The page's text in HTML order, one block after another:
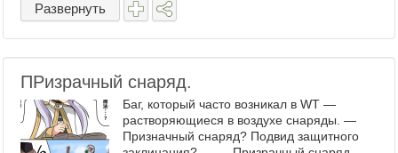
Развернуть
ПРизрачный снаряд.
Баг, который часто возникал в WT —
растворяющиеся в воздухе снаряды. —
Призначный снаряд? Подвид защитного